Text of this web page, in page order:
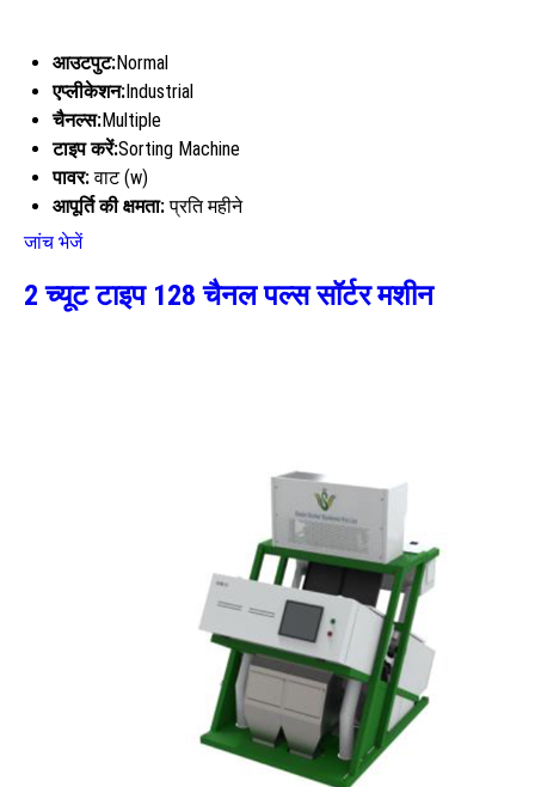
आउटपुट:Normal
एप्लीकेशन: Industrial
चैनल्स:Multiple
टाइप करें:Sorting Machine
पावर:वाट (w)
आपूर्ति की क्षमता:प्रति महीने
जांच भेजें
2 च्यूट टाइप 128 चैनल पल्स सॉर्टर मशीन